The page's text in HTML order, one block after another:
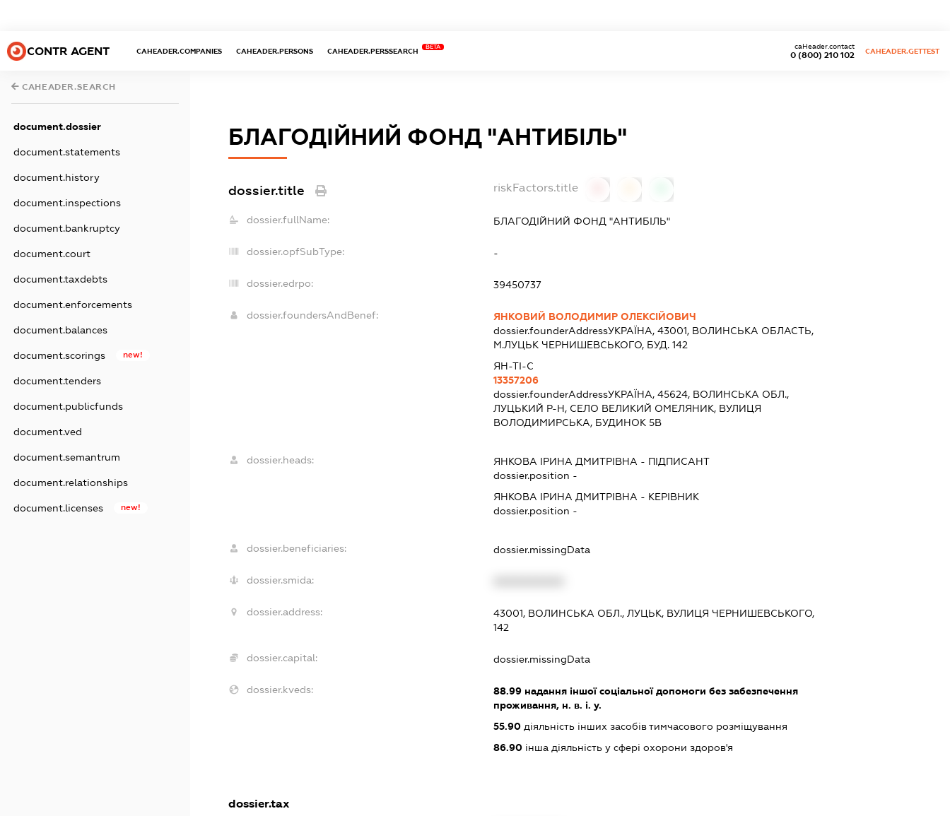
CONTR AGENT CAHEADER.COMPANIES CAHEADER.PERSONS CAHEADER.PERSSEARCH
BETA
0 (800) 210 102
caHeader.contact
CAHEADER.GETTEST
CAHEADER.SEARCH
document.dossier
document.statements
document.history
document.inspections
document.bankruptcy
document.court
document.taxdebts
document.enforcements
document.balances
document.scorings new!
document.tenders
document.publicfunds
document.ved
document.semantrum
document.relationships
document.licenses new!
БЛАГОДІЙНИЙ ФОНД "АНТИБІЛЬ"
dossier.title riskFactors.title
dossier.fullName: БЛАГОДІЙНИЙ ФОНД "АНТИБІЛЬ"
dossier.opfSubType: -
dossier.edrpo: 39450737
dossier.foundersAndBenef:
ЯНКОВИЙ ВОЛОДИМИР ОЛЕКСІЙОВИЧ
dossier.founderAddressУКРАЇНА, 43001, ВОЛИНСЬКА ОБЛАСТЬ,
М.ЛУЦЬК ЧЕРНИШЕВСЬКОГО, БУД. 142
ЯН-ТІ-С
13357206
dossier.founderAddressУКРАЇНА, 45624, ВОЛИНСЬКА ОБЛ.,
ЛУЦЬКИЙ Р-Н, СЕЛО ВЕЛИКИЙ ОМЕЛЯНИК, ВУЛИЦЯ
ВОЛОДИМИРСЬКА, БУДИНОК 5В
dossier.heads: ЯНКОВА ІРИНА ДМИТРІВНА - ПІДПИСАНТ
dossier.position -
ЯНКОВА ІРИНА ДМИТРІВНА - КЕРІВНИК
dossier.position -
dossier.beneficiaries: dossier.missingData
dossier.smida:
dossier.address:
43001, ВОЛИНСЬКА ОБЛ., ЛУЦЬК, ВУЛИЦЯ ЧЕРНИШЕВСЬКОГО,
142
dossier.capital: dossier.missingData
dossier.kveds: 88.99надання іншої соціальної допомоги без забезпечення
проживання, н. в. і. у.
55.90діяльність інших засобів тимчасового розміщування
86.90інша діяльність у сфері охорони здоров'я
dossier.tax